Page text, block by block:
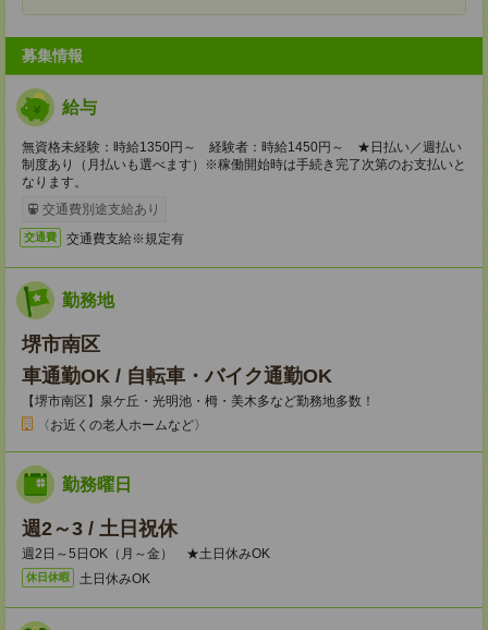
募集情報
給与
無資格未経験：時給1350円～ 経験者：時給1450円～ ★日払い／週払い
制度あり（月払いも選べます）※稼働開始時は手続き完了次第のお支払いと
なります。
交通費別途支給あり
交通費 交通費支給※規定有
勤務地
堺市南区
車通勤OK / 自転車・バイク通勤OK
【堺市南区】泉ケ丘・光明池・栂・美木多など勤務地多数！
〈お近くの老人ホームなど〉
勤務曜日
週2～3 / 土日祝休
週2日～5日OK（月～金） ★土日休みOK
休日休暇 土日休みOK